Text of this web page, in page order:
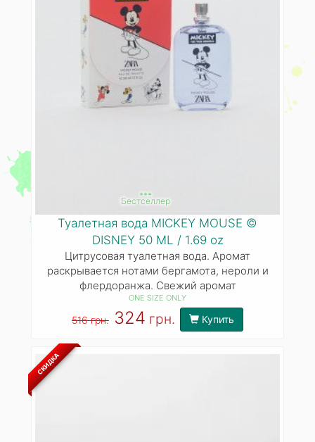
***
Бестселлер
Туалетная вода MICKEY MOUSE ©
DISNEY 50 ML / 1.69 oz
Цитрусовая туалетная вода. Аромат
раскрывается нотами бергамота, нероли и
флердоранжа. Свежий аромат
ONE SIZE ONLY
516 грн. 324 грн. Купить
СКИДКА